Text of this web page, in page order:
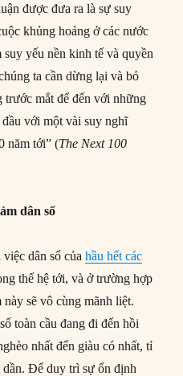
được đưa ra là sự suy
khủng hoảng ở các nước
yếu nền kinh tế và quyền
ta cần dừng lại và bỏ
trước mắt để đến với những
với một vài suy nghĩ
năm tới” (The Next 100
dân số
dân số củahầu hết các
thế hệ tới, và ở trường hợp
này sẽ vô cùng mãnh liệt.
toàn cầu đang đi đến hồi
nhất đến giàu có nhất, tỉ
Để duy trì sự ổn định